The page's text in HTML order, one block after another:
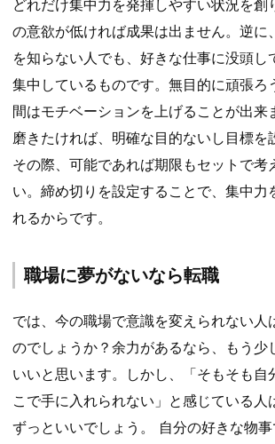
どれだけ集中力を発揮しやすい状況を創
の意欲が低ければ成果は出ません。逆に
を知らない人でも、好きな仕事に没頭し
集中しているものです。無目的に頑張ろ
間はモチベーションを上げることが出来
磨きたければ、明確な目的ないし目標を
その際、可能であれば期限もセットで考
い。締め切りを設定することで、集中力
れるからです。
職場に夢がないなら転職
では、今の職場で意識を変えられない人
のでしょうか？余力があるなら、もう少
いいと思います。しかし、「そもそも自
こで手に入れられない」と感じている人
ずっといいでしょう。 自分の好きな物